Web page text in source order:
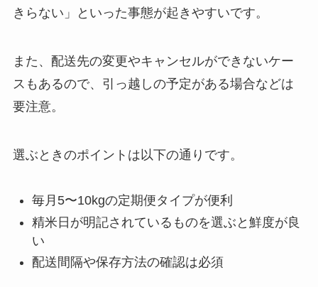
きらない」といった事態が起きやすいです。
また、配送先の変更やキャンセルができないケー
スもあるので、引っ越しの予定がある場合などは
要注意。
選ぶときのポイントは以下の通りです。
毎月5〜10kgの定期便タイプが便利
精米日が明記されているものを選ぶと鮮度が良
い
配送間隔や保存方法の確認は必須